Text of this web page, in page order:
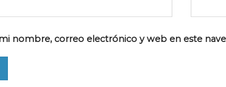
nombre, correo electrónico y web en este